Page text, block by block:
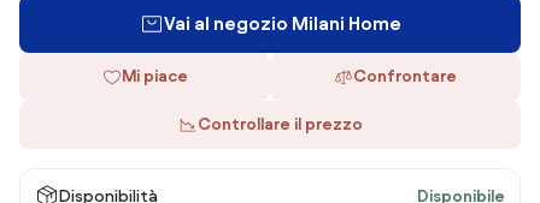
Vai al negozio Milani Home
Mi piace Confrontare
Controllare il prezzo
Disponibilità Disponibile